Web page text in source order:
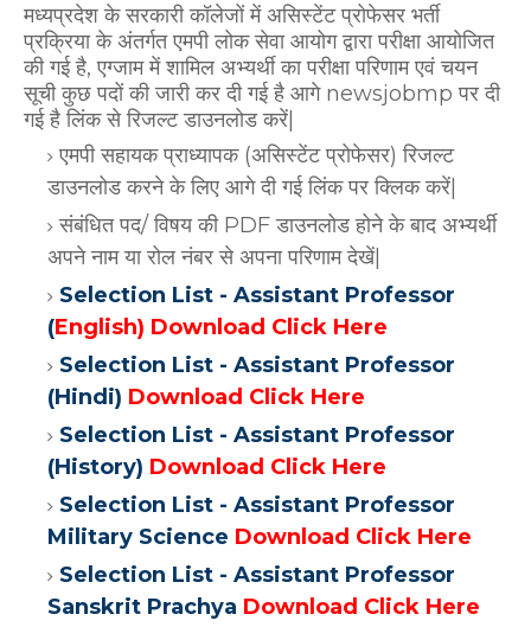
मध्यप्रदेश के सरकारी कॉलेजों में असिस्टेंट प्रोफेसर भर्ती
प्रक्रिया के अंतर्गत एमपी लोक सेवा आयोग द्वारा परीक्षा आयोजित
की गई है, एग्जाम में शामिल अभ्यर्थी का परीक्षा परिणाम एवं चयन
सूची कुछ पदों की जारी कर दी गई है आगे newsjobmp पर दी
गई है लिंक से रिजल्ट डाउनलोड करें|
एमपी सहायक प्राध्यापक (असिस्टेंट प्रोफेसर) रिजल्ट
डाउनलोड करने के लिए आगे दी गई लिंक पर क्लिक करें|
संबंधित पद/ विषय की PDF डाउनलोड होने के बाद अभ्यर्थी
अपने नाम या रोल नंबर से अपना परिणाम देखें|
Selection List - Assistant Professor
(English) Download Click Here
Selection List - Assistant Professor
(Hindi) Download Click Here
Selection List - Assistant Professor
(History) Download Click Here
Selection List - Assistant Professor
Military Science Download Click Here
Selection List - Assistant Professor
Sanskrit Prachya Download Click Here